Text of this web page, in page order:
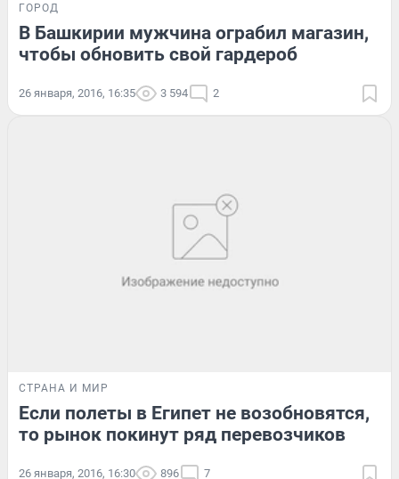
ГОРОД
В Башкирии мужчина ограбил магазин,
чтобы обновить свой гардероб
26 января, 2016, 16:35 3 594 2
СТРАНА И МИР
Если полеты в Египет не возобновятся,
то рынок покинут ряд перевозчиков
26 января, 2016, 16:30 896 7